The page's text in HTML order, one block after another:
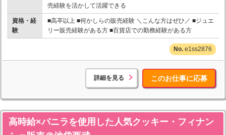
売経験を活かして活躍できる
資格・経
験
■高卒以上 ■何かしらの販売経験 ＼こんな方はぜひ／ ■ジュエ
リー販売経験がある方 ■百貨店での勤務経験がある方
e1ss2876
詳細を見る このお仕事に応募
高時給×バニラを使用した人気クッキー・フィナン